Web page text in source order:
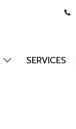
SERVICES